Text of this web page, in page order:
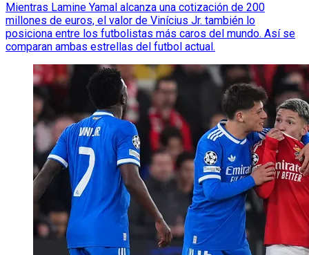
Mientras Lamine Yamal alcanza una cotización de 200
millones de euros, el valor de Vinícius Jr. también lo
posiciona entre los futbolistas más caros del mundo. Así se
comparan ambas estrellas del futbol actual.